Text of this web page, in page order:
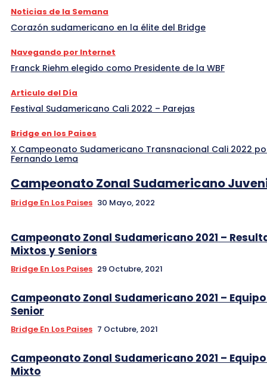
Noticias de la Semana
Corazón sudamericano en la élite del Bridge
Navegando por Internet
Franck Riehm elegido como Presidente de la WBF
Articulo del Día
Festival Sudamericano Cali 2022 – Parejas
Bridge en los Paises
X Campeonato Sudamericano Transnacional Cali 2022
Fernando Lema
Campeonato Zonal Sudamericano
Bridge En Los Paises 30 Mayo, 2022
Campeonato Zonal Sudamericano 2021 –
Mixtos y Seniors
Bridge En Los Paises 29 Octubre, 2021
Campeonato Zonal Sudamericano 2021 – Equipo
Senior
Bridge En Los Paises 7 Octubre, 2021
Campeonato Zonal Sudamericano 2021 –
Mixto